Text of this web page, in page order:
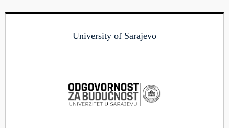
University of Sarajevo